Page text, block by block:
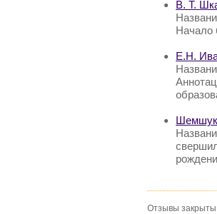
В. Т.
Начало
Е.Н.
Шемшук
Отзывы закрыты